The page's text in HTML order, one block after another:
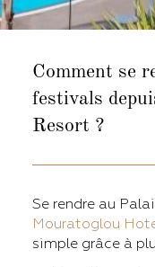
Comment se
festivals
Resort ?
Se rendre au
Mouratoglou
simple grâce à